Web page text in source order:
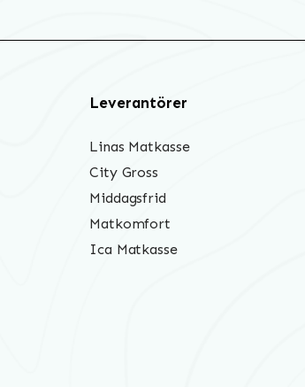
Leverantörer
Linas Matkasse
City Gross
Middagsfrid
Matkomfort
Ica Matkasse